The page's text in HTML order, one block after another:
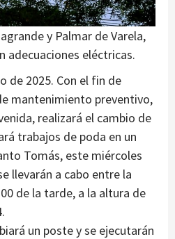
y Palmar de Varela,
adecuaciones eléctricas.
de 2025. Con el fin de
mantenimiento preventivo,
realizará el cambio de
trabajos de poda en un
Tomás, este miércoles
llevarán a cabo entre la
de la tarde, a la altura de
un poste y se ejecutarán